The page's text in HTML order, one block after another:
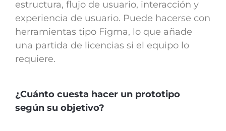
estructura, flujo de usuario, interacción y
experiencia de usuario. Puede hacerse con
herramientas tipo Figma, lo que añade
una partida de licencias si el equipo lo
requiere.
¿Cuánto cuesta hacer un prototipo
según su objetivo?